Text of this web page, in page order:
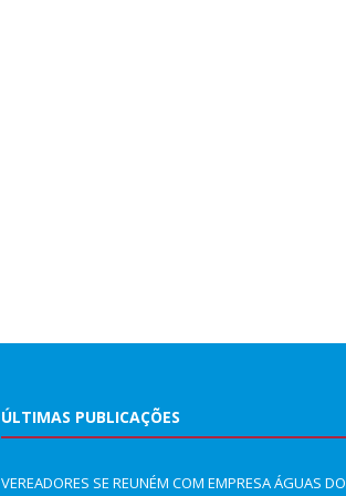
ÚLTIMAS PUBLICAÇÕES
VEREADORES SE REUNÉM COM EMPRESA ÁGUAS DO